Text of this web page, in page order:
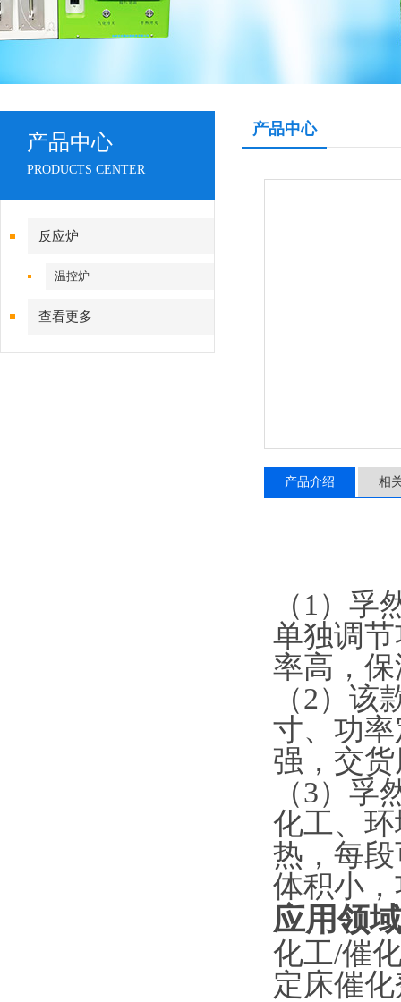
产品中心
PRODUCTS CENTER
反应炉
温控炉
查看更多
产品中心
产品介绍 相
（ 1）孚
单独调
率高，
（2）该
寸、功
强，交
（3）孚
化工、
热，每
体积小
应用领域
化工/催
定床催